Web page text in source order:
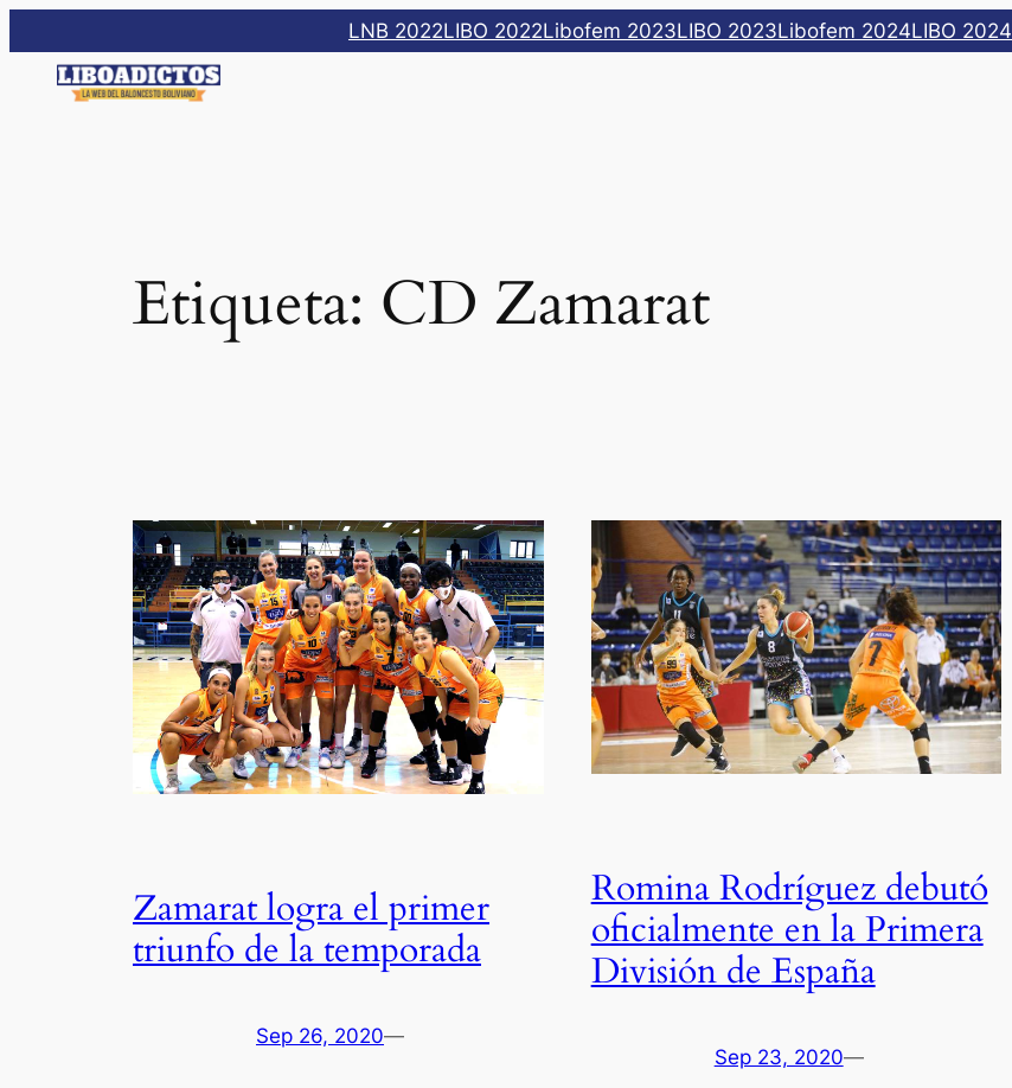
al
contenido
LNB 2022LIBO 2022Libofem 2023LIBO 2023Libofem 2024LIBO 2024
Etiqueta: CD Zamarat
Zamarat logra el primer
triunfo de la temporada
Sep 26, 2020—
Romina Rodríguez debutó
oficialmente en la Primera
División de España
Sep 23, 2020—